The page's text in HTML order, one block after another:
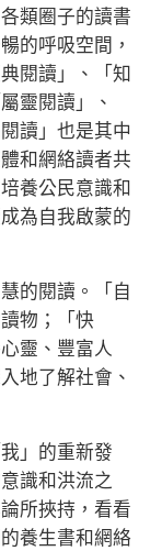
類圈子的讀書
的呼吸空間，
閱讀」、「知
靈閱讀」、
讀」也是其中
和網絡讀者共
養公民意識和
為自我啟蒙的
的閱讀。「自
物；「快
靈、豐富人
地了解社會、
」的重新發
識和洪流之
所挾持，看看
養生書和網絡